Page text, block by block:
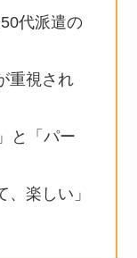
代派遣の
重視され
と「パー
楽しい」